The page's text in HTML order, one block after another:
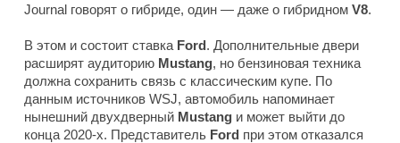
Journal говорят о гибриде, один — даже о гибридном V8.
В этом и состоит ставка Ford. Дополнительные двери
расширят аудиторию Mustang, но бензиновая техника
должна сохранить связь с классическим купе. По
данным источников WSJ, автомобиль напоминает
нынешний двухдверный Mustang и может выйти до
конца 2020-х. Представитель Ford при этом отказался